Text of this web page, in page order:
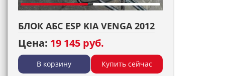
БЛОК АБС ESP KIA VENGA 2012
Цена: 19 145 руб.
В корзину Купить сейчас